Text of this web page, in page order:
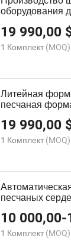
оборудования
19 990,00
1 Комплект (MOQ)
Литейная
песчаная
19 990,00
1 Комплект (MOQ)
песчаных
10 000,00-
1 Комплект (MOQ)